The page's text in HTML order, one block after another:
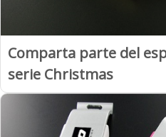
Comparta parte del
serie Christmas